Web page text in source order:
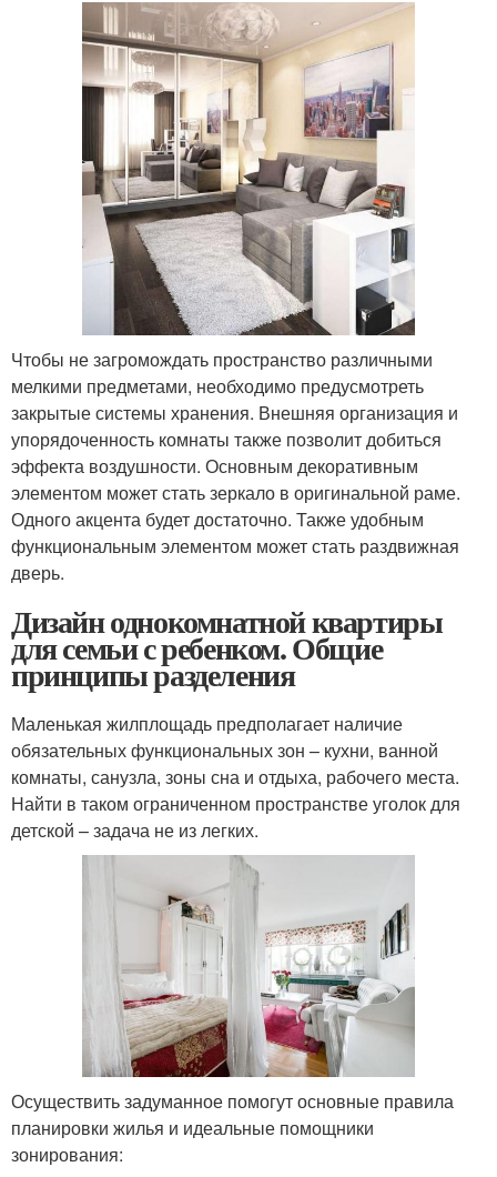
Чтобы не загромождать пространство различными
мелкими предметами, необходимо предусмотреть
закрытые системы хранения. Внешняя организация и
упорядоченность комнаты также позволит добиться
эффекта воздушности. Основным декоративным
элементом может стать зеркало в оригинальной раме.
Одного акцента будет достаточно. Также удобным
функциональным элементом может стать раздвижная
дверь.
Дизайн однокомнатной квартиры
для семьи с ребенком. Общие
принципы разделения
Маленькая жилплощадь предполагает наличие
обязательных функциональных зон – кухни, ванной
комнаты, санузла, зоны сна и отдыха, рабочего места.
Найти в таком ограниченном пространстве уголок для
детской – задача не из легких.
Осуществить задуманное помогут основные правила
планировки жилья и идеальные помощники
зонирования: